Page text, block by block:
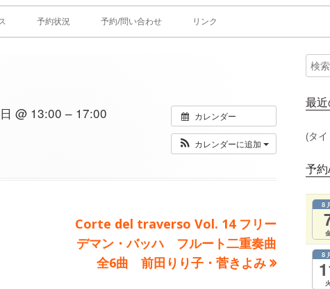
予約状況 予約/問い合わせ リンク
カレンダー
カレンダーに追加
@ 13:00 – 17:00
次
の
Corte del traverso Vol. 14 フリー
デマン・バッハ フルート二重奏曲
全6曲 前田りり子・菅きよみ
メ
イ
ン
サ
イ
バ
検
索:
最
(タ
予
8
8
火